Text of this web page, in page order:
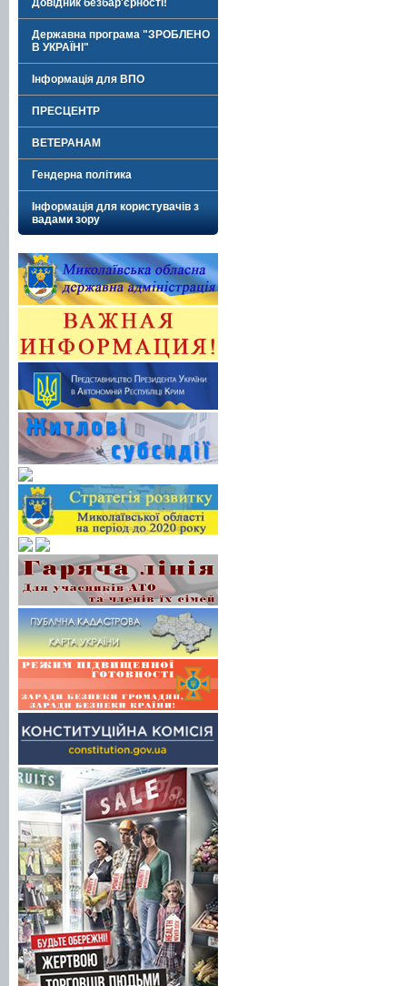
Довідник безбар'єрності!
Державна програма "ЗРОБЛЕНО
В УКРАЇНІ"
Інформація для ВПО
ПРЕСЦЕНТР
ВЕТЕРАНАМ
Гендерна політика
Інформація для користувачів з
вадами зору